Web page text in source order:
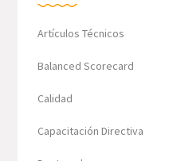
Artículos Técnicos
Balanced Scorecard
Calidad
Capacitación Directiva